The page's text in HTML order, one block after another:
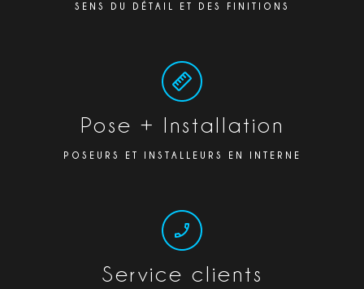
SENS DU DÉTAIL ET DES FINITIONS
Pose + Installation
POSEURS ET INSTALLEURS EN INTERNE
Service clients